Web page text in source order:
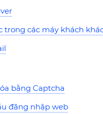
các máy khách
bằng Captcha
đăng nhập web